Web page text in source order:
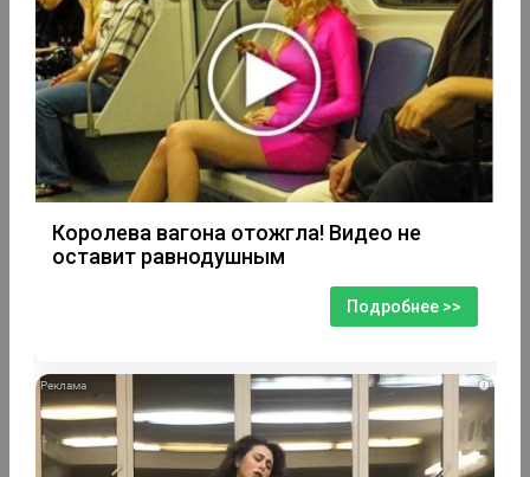
Королева вагона отожгла! Видео не
оставит равнодушным
Подробнее >>
i